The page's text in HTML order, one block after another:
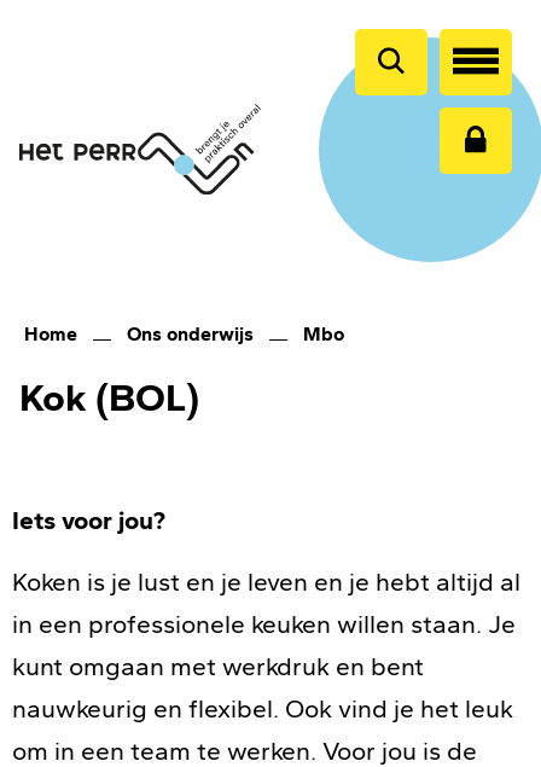
Home Ons onderwijs Mbo
Kok (BOL)
Iets voor jou?
Koken is je lust en je leven en je hebt altijd al
in een professionele keuken willen staan. Je
kunt omgaan met werkdruk en bent
nauwkeurig en flexibel. Ook vind je het leuk
om in een team te werken. Voor jou is de